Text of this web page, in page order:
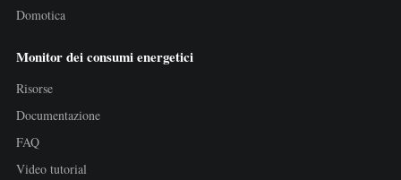
Domotica
Monitor dei consumi energetici
Risorse
Documentazione
FAQ
Video tutorial